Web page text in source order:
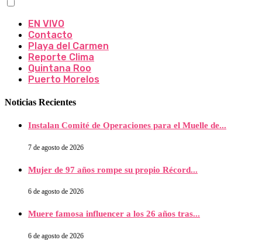
EN VIVO
Contacto
Playa del Carmen
Reporte Clima
Quintana Roo
Puerto Morelos
Noticias Recientes
Instalan Comité de Operaciones para el Muelle de...
7 de agosto de 2026
Mujer de 97 años rompe su propio Récord...
6 de agosto de 2026
Muere famosa influencer a los 26 años tras...
6 de agosto de 2026